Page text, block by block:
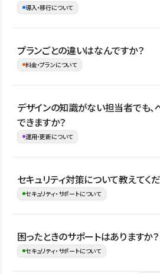
Studio上に再構築する形で移行できます
イト全体のデザインや設定がそのまま移
め、移行後にページ構成やデザイン、
導入・移行について
はい。アクセス規模が大きいサイトや、
理、セキュリティ確認、既存システムと
ない段階でも、お問い合わせください。
お問合せはこちら
プランごとの違いはなんですか？
料金・プランについて
公開ページ数、バージョン履歴の期間、
管理の有無などがプランごとに異なりま
ージをご覧ください。
デザインの知識がない担当者でも、
できますか？
運用・更新について
はい。CMSやコンポーネントを活用して
ことで、デザインを崩しにくい状態で運
ながらレイアウトに影響を与えずに更新
す。
セキュリティ対策について教えてくだ
セキュリティ・サポートについて
Studioでは、公開サイトやサービスを安
の暗号化、データ保護、アクセス管理、
困ったときのサポートはありますか？
セキュリティ・サポートについて